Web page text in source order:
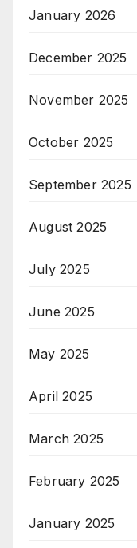
January 2026
December 2025
November 2025
October 2025
September 2025
August 2025
July 2025
June 2025
May 2025
April 2025
March 2025
February 2025
January 2025